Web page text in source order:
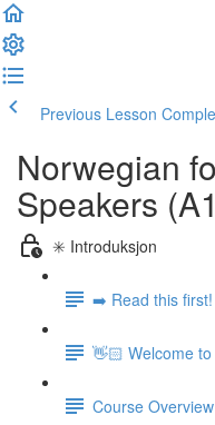
Previous Lesson
Norwegian
Speakers
✳️ Introduksjon
➡️ Read this first!
👋🏻 Welcome
Course Overview